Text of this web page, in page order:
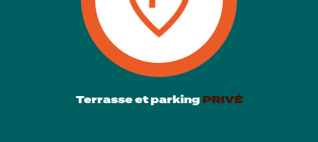
Terrasse et parking PRIVÉ